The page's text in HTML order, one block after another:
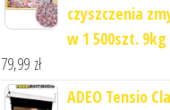
czyszczenia
w 1 500szt. 9kg
79,99 zł
ADEO Tensio